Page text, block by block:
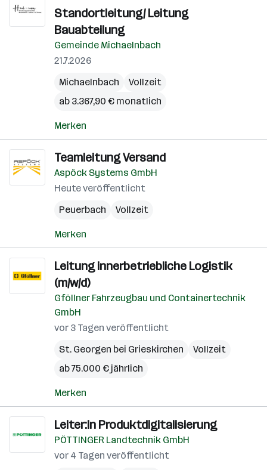
Standortleitung/ Leitung
Bauabteilung
Gemeinde Michaelnbach
21.7.2026
Michaelnbach
Vollzeit
ab 3.367,90 € monatlich
Merken
Teamleitung Versand
Aspöck Systems GmbH
Heute veröffentlicht
Peuerbach
Vollzeit
Merken
Leitung innerbetriebliche Logistik
(m/w/d)
Gföllner Fahrzeugbau und Containertechnik
GmbH
vor 3 Tagen veröffentlicht
St. Georgen bei Grieskirchen
Vollzeit
ab 75.000 € jährlich
Merken
Leiter:in Produktdigitalisierung
PÖTTINGER Landtechnik GmbH
vor 4 Tagen veröffentlicht